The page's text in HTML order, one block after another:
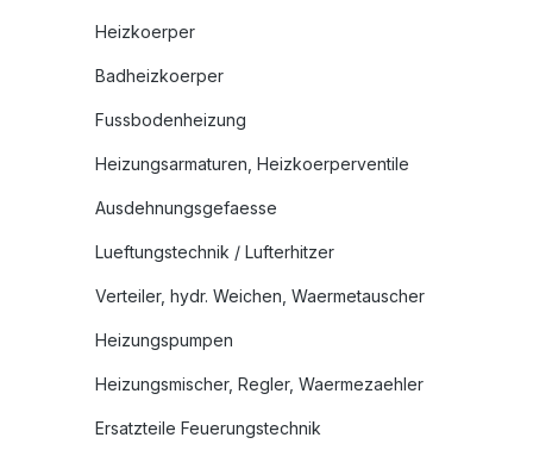
Heizkoerper
Badheizkoerper
Fussbodenheizung
Heizungsarmaturen, Heizkoerperventile
Ausdehnungsgefaesse
Lueftungstechnik / Lufterhitzer
Verteiler, hydr. Weichen, Waermetauscher
Heizungspumpen
Heizungsmischer, Regler, Waermezaehler
Ersatzteile Feuerungstechnik